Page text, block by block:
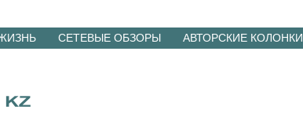
СЕТЕВЫЕ ОБЗОРЫ АВТОРСКИЕ КОЛОНКИ